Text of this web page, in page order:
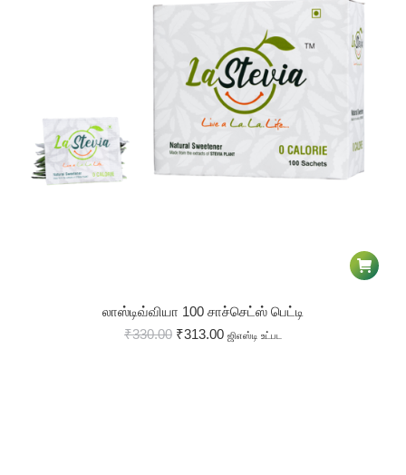
லாஸ்டிவ்வியா 100 சாச்செட்ஸ் பெட்டி
₹330.00 ₹313.00 ஜிஎஸ்டி உட்பட